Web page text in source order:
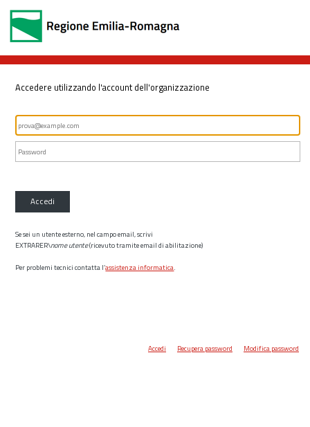
Accedere utilizzando l'account dell'organizzazione
Accedi
Se sei un utente esterno, nel campo email, scrivi
EXTRARER\nome utente(ricevuto tramite email di abilitazione)
Per problemi tecnici contatta l’assistenza informatica.
Accedi Recupera password Modifica password